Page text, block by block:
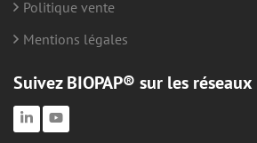
Politique vente
Mentions légales
Suivez BIOPAP® sur les réseaux